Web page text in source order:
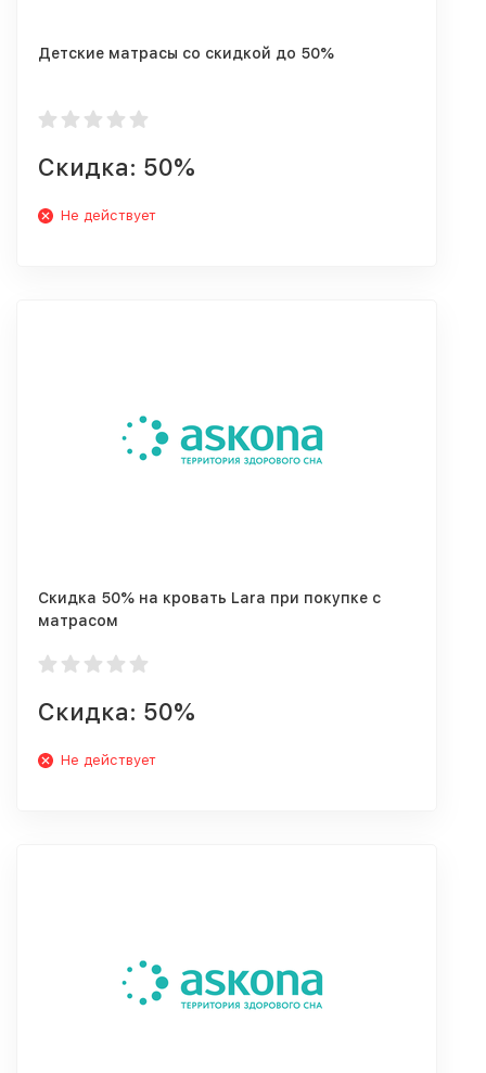
Детские матрасы со скидкой до 50%
Скидка: 50%
Не действует
Скидка 50% на кровать Lara при покупке с
матрасом
Скидка: 50%
Не действует